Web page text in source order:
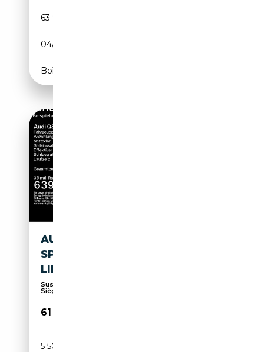
63 925 km
04/2023
Boîte automatique
AUDI Q8 E-TRON Q8 E-TRON
SPORTBACK 55 QUATTRO S-
LINE*NAVI-PLUS*
Suspension pneumatique, Toit panoramique,
Sièges s...
61 999€
5 500 km